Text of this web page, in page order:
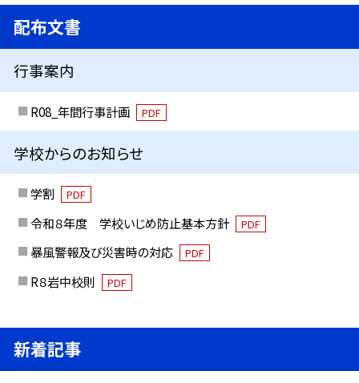
配布文書
行事案内
R08_年間行事計画 PDF
学校からのお知らせ
学割 PDF
令和８年度 学校いじめ防止基本方針 PDF
暴風警報及び災害時の対応 PDF
R８岩中校則 PDF
新着記事